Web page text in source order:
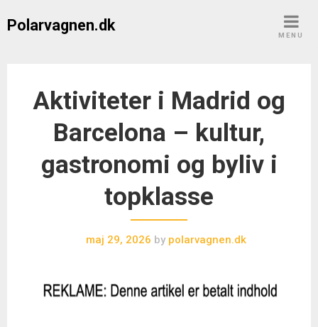
Polarvagnen.dk
MENU
Aktiviteter i Madrid og
Barcelona – kultur,
gastronomi og byliv i
topklasse
maj 29, 2026 by polarvagnen.dk